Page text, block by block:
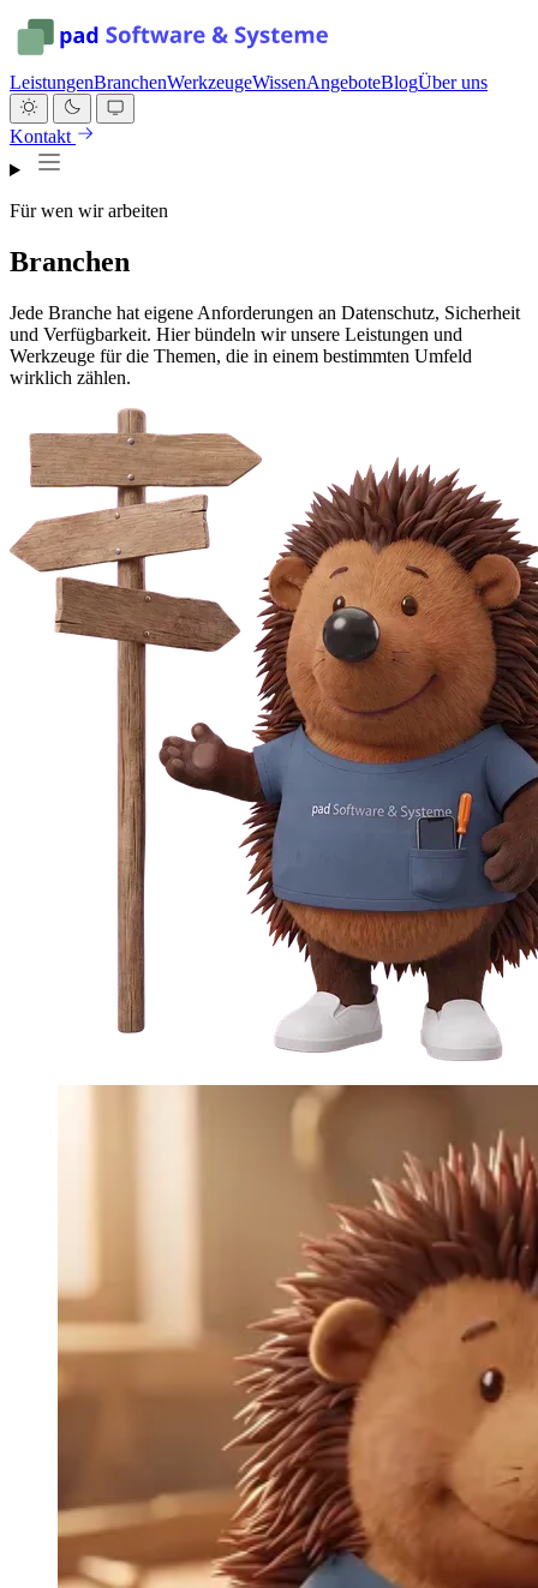
LeistungenBranchenWerkzeugeWissenAngeboteBlogÜber uns
Kontakt
Für wen wir arbeiten
Branchen
Jede Branche hat eigene Anforderungen an Datenschutz, Sicherheit
und Verfügbarkeit. Hier bündeln wir unsere Leistungen und
Werkzeuge für die Themen, die in einem bestimmten Umfeld
wirklich zählen.